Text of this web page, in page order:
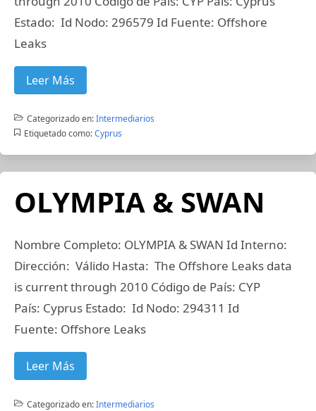
Estado: Id Nodo: 296579 Id Fuente: Offshore
Leaks
Leer Más
Categorizado en:Intermediarios
Etiquetado como: Cyprus
OLYMPIA & SWAN
Nombre Completo: OLYMPIA & SWAN Id Interno:
Dirección: Válido Hasta: The Offshore Leaks data
is current through 2010 Código de País: CYP
País: Cyprus Estado: Id Nodo: 294311 Id
Fuente: Offshore Leaks
Leer Más
Categorizado en:Intermediarios